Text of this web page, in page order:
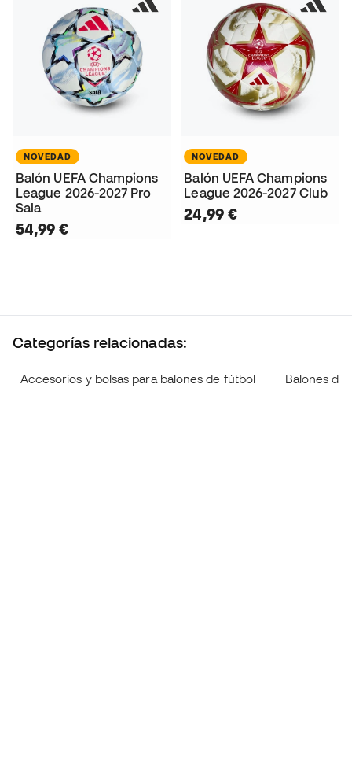
NOVEDAD
Balón UEFA Champions
League 2026-2027 Pro
Sala
54,99 €
NOVEDAD
Balón UEFA Champions
League 2026-2027 Club
24,99 €
Categorías relacionadas:
Accesorios y bolsas para balones de fútbol Balones de